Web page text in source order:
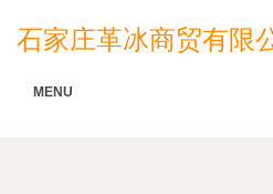
石家庄革冰商贸有限
MENU